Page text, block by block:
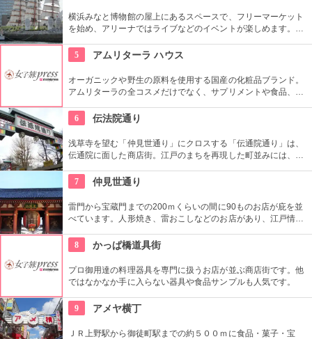
横浜みなと博物館の屋上にあるスペースで、フリーマーケット
を始め、アリーナではライブなどのイベントが楽しめます。も
財に指定されています。
5 アムリターラ ハウス
オーガニックや野生の原料を使用する国産の化粧品ブランド。
アムリターラの全コスメだけでなく、サプリメントや食品、雑
っている。
6 伝法院通り
浅草寺を望む「仲見世通り」にクロスする「伝通院通り」は、
伝通院に面した商店街。江戸のまちを再現した町並みには、屋
あります。多彩なお店が並んでいて、買い物や食事も楽しめま
す。
7 仲見世通り
雷門から宝蔵門までの200ｍくらいの間に90ものお店が庇を並
べています。人形焼き、雷おこしなどのお店があり、江戸情緒
8
かっぱ橋道具街
プロ御用達の料理器具を専門に扱うお店が並ぶ商店街です。他
ではなかなか手に入らない器具や食品サンプルも人気です。
9 アメヤ横丁
ＪＲ上野駅から御徒町駅までの約５００ｍに食品・菓子・宝